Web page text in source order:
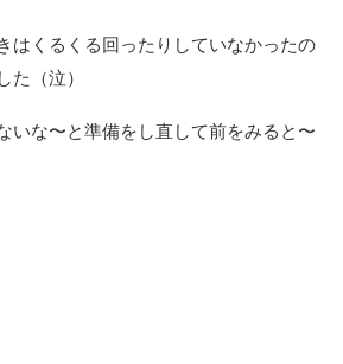
はくるくる回ったりしていなかったの
た（泣）
いな〜と準備をし直して前をみると〜